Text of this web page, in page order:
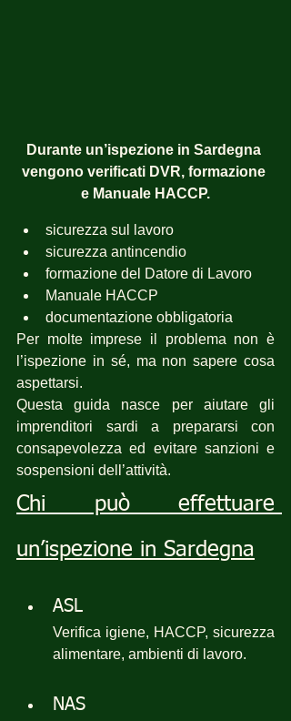
Durante un’ispezione in Sardegna
vengono verificati DVR, formazione
e Manuale HACCP.
sicurezza sul lavoro
sicurezza antincendio
formazione del Datore di Lavoro
Manuale HACCP
documentazione obbligatoria
Per molte imprese il problema non è
l’ispezione in sé, ma non sapere cosa
aspettarsi.
Questa guida nasce per aiutare gli
imprenditori sardi a prepararsi con
consapevolezza ed evitare sanzioni e
sospensioni dell’attività.
Chi può effettuare
un’ispezione in Sardegna
ASL
Verifica igiene, HACCP, sicurezza
alimentare, ambienti di lavoro.
NAS